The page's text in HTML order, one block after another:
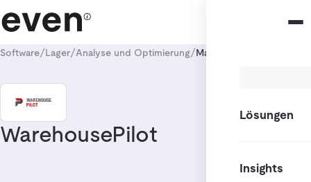
Lösungen
Insights
Software/Lager/Analyse und Optimierung/Materialflussrechner
WarehousePilot